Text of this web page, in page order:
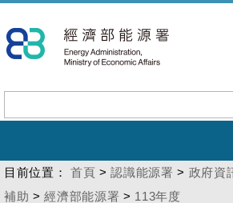
到
主
內
容
目前位置： 首頁 >認識能源署 > 政府資
補助 >經濟部能源署 > 113年度